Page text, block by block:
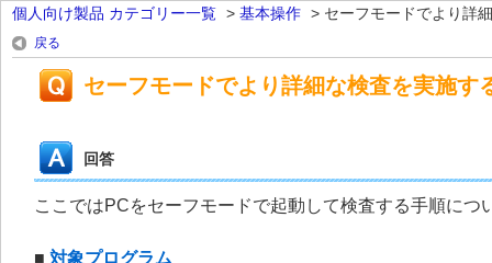
個人向け製品 カテゴリー一覧 > 基本操作 > セーフモードでより詳
戻る
セーフモードでより詳細な検査を実施す
回答
ここではPCをセーフモードで起動して検査する手順につ
■ 対象プログラム